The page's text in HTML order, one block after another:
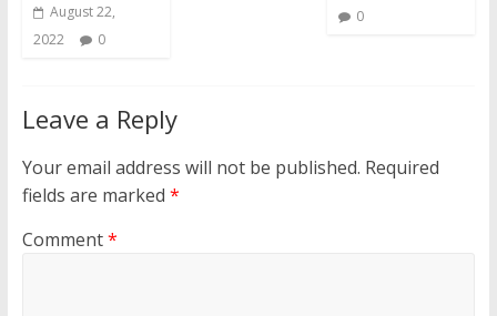
August 22,
2022
0
0
Leave a Reply
Your email address will not be published. Required
fields are marked *
Comment*